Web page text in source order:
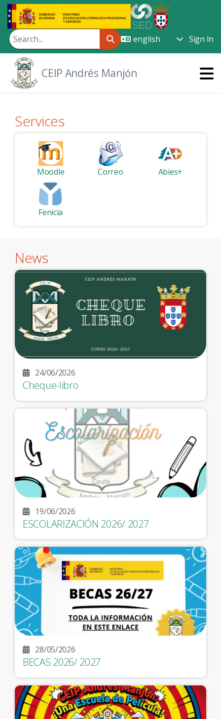
Skip to Main Content
Sign In
CEIP Andrés Manjón
Services
Moodle Correo Abies+
Fenicia
News
24/06/2026
Cheque-libro
19/06/2026
ESCOLARIZACIÓN 2026/ 2027
28/05/2026
BECAS 2026/ 2027